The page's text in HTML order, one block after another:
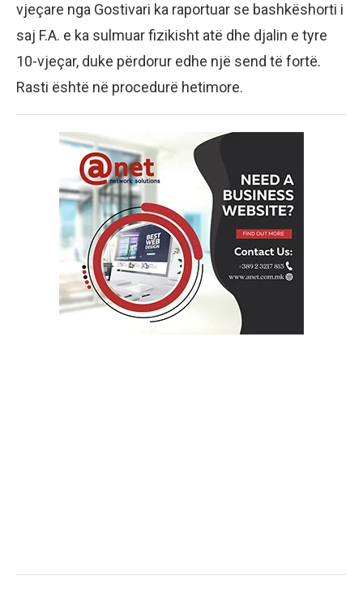
vjeçare nga Gostivari ka raportuar se bashkëshorti i
saj F.A. e ka sulmuar fizikisht atë dhe djalin e tyre
10-vjeçar, duke përdorur edhe një send të fortë.
Rasti është në procedurë hetimore.